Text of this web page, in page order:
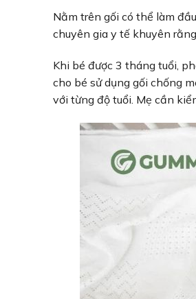
Nằm trên gối có thể làm
chuyên gia y tế khuyên
Khi bé được 3 tháng tuổi,
cho bé sử dụng gối chống
với từng độ tuổi. Mẹ cần